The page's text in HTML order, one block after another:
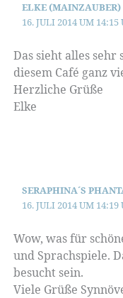
ELKE (MAINZAUBER)
16. JULI 2014 UM 14:15
Das sieht alles sehr
diesem Café ganz
Herzliche Grüße
Elke
SERAPHINA´S
16. JULI 2014 UM 14:19
Wow, was für
und Sprachspiele.
besucht sein.
Viele Grüße